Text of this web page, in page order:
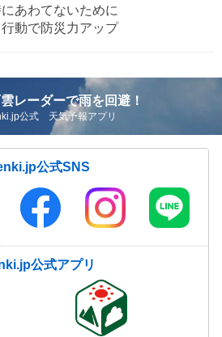
あわてないために
動で防災力アップ
レーダーで雨を回避！
公式 天気予報アプリ
公式SNS
公式アプリ